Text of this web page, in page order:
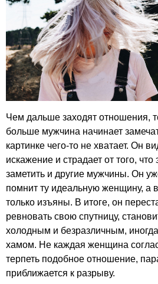
Чем дальше заходят отношения,
больше мужчина начинает
картинке чего-то не хватает. Он
искажение и страдает от того, что
заметить и другие мужчины. Он
помнит ту идеальную женщину, а
только изъяны. В итоге, он
ревновать свою спутницу,
холодным и безразличным,
хамом. Не каждая женщина
терпеть подобное отношение,
приближается к разрыву.